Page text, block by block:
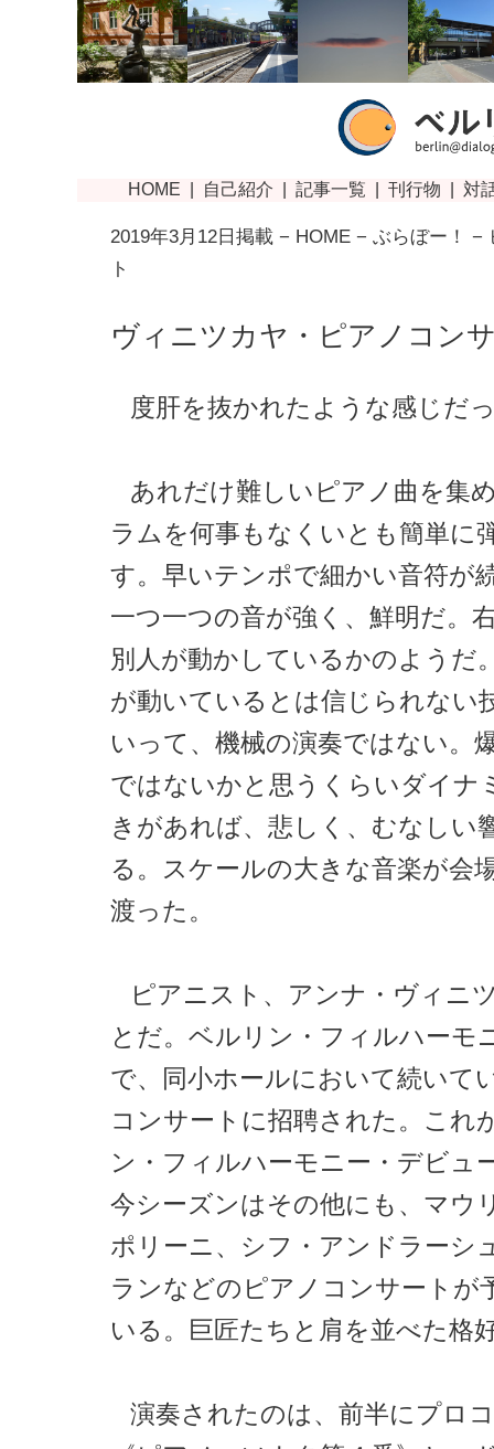
2019年3月12日掲載 − HOME − ぶらぼー！ −
ト
ヴィニツカヤ・ピアノコン
度肝を抜かれたような感じだ
あれだけ難しいピアノ曲を集
ラムを何事もなくいとも簡単に
す。早いテンポで細かい音符が
一つ一つの音が強く、鮮明だ。
別人が動かしているかのようだ
が動いているとは信じられない
いって、機械の演奏ではない。
ではないかと思うくらいダイナ
きがあれば、悲しく、むなしい
る。スケールの大きな音楽が会
渡った。
ピアニスト、アンナ・ヴィニ
とだ。ベルリン・フィルハーモ
で、同小ホールにおいて続いて
コンサートに招聘された。これ
ン・フィルハーモニー・デビュ
今シーズンはその他にも、マウ
ポリーニ、シフ・アンドラーシ
ランなどのピアノコンサートが
いる。巨匠たちと肩を並べた格
演奏されたのは、前半にプロ